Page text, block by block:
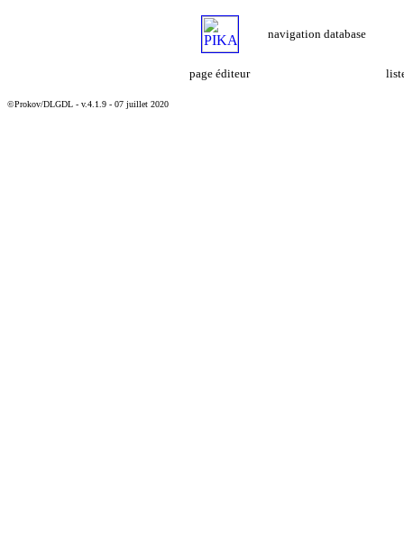
navigation database
page éditeur
©Prokov/DLGDL - v.4.1.9 - 07 juillet 2020